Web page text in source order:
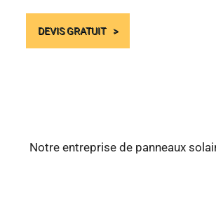
DEVIS GRATUIT
Notre entreprise de panneaux